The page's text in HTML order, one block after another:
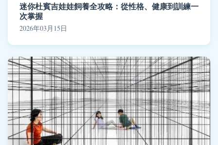
迷你杜賓吉娃娃飼養全攻略：從性格、健康到訓練一
次掌握
2026年03月15日